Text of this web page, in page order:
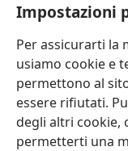
Impostazioni
Per assicurarti la
usiamo cookie e
permettono al
essere rifiutati.
degli altri cookie,
permetterti una
Detroit, 1º